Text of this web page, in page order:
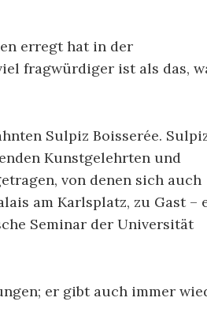
erregt hat in der
fragwürdiger ist als das,
Sulpiz Boisserée.
Kunstgelehrten und
von denen sich auch
am Karlsplatz, zu Gast –
Seminar der Universität
er gibt auch immer